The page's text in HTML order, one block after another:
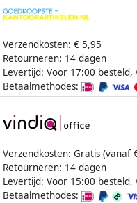
Verzendkosten: € 5,95
Retourneren: 14 dagen
Levertijd: Voor 17:00 besteld,
Betaalmethodes:
Verzendkosten: Gratis (vanaf
Retourneren: 14 dagen
Levertijd: Voor 15:00 besteld,
Betaalmethodes: